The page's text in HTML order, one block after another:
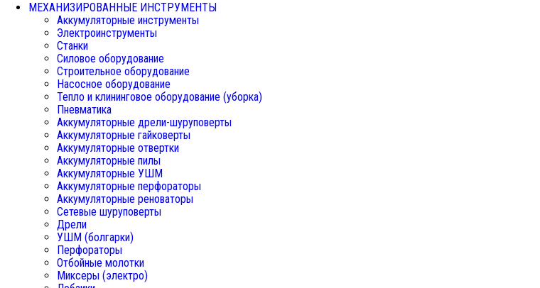
МЕХАНИЗИРОВАННЫЕ ИНСТРУМЕНТЫ
Аккумуляторные инструменты
Электроинструменты
Станки
Силовое оборудование
Строительное оборудование
Насосное оборудование
Тепло и клининговое оборудование (уборка)
Пневматика
Аккумуляторные дрели-шуруповерты
Аккумуляторные гайковерты
Аккумуляторные отвертки
Аккумуляторные пилы
Аккумуляторные УШМ
Аккумуляторные перфораторы
Аккумуляторные реноваторы
Сетевые шуруповерты
Дрели
УШМ (болгарки)
Перфораторы
Отбойные молотки
Миксеры (электро)